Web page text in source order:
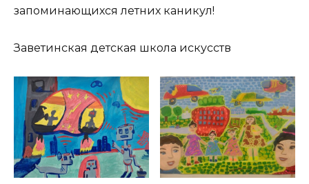
запоминающихся летних каникул!
Заветинская детская школа искусств